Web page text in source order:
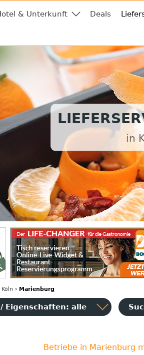
& Unterkunft Deals
in
Köln › Marienburg
Eigenschaften: alle
Betriebe in Marienburg